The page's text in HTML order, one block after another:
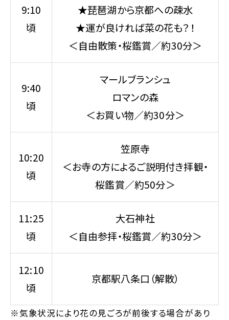
9:10
頃
★琵琶湖から京都への疎水
★運が良ければ菜の花も？！
＜自由散策・桜鑑賞／約30分＞
9:40
頃
マールブランシュ
ロマンの森
＜お買い物／約30分＞
10:20
頃
笠原寺
＜お寺の方によるご説明付き拝観・
桜鑑賞／約50分＞
11:25
頃
大石神社
＜自由参拝・桜鑑賞／約30分＞
12:10
頃
京都駅八条口（解散）
※気象状況により花の見ごろが前後する場合があり